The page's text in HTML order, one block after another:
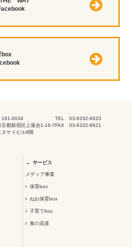
box
161-0034
京都新宿区上落合1-16-7
ヌケイビル9階
TEL 03-6332-6620
FAX 03-6332-6621
サービス
メディア事業
保育box
ねお保育box
子育てbox
食の花道